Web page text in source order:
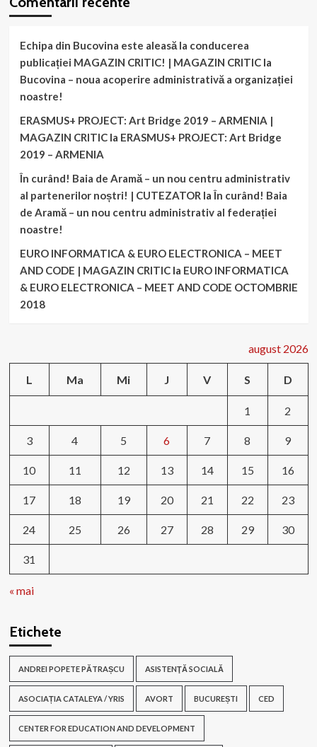
Echipa din Bucovina este aleasă la conducerea
publicației MAGAZIN CRITIC! | MAGAZIN CRITICla
Bucovina – noua acoperire administrativă a organizației
noastre!
ERASMUS+ PROJECT: Art Bridge 2019 – ARMENIA |
MAGAZIN CRITICla ERASMUS+ PROJECT: Art Bridge
2019 – ARMENIA
În curând! Baia de Aramă – un nou centru administrativ
al partenerilor noștri! | CUTEZATOR laÎn curând! Baia
de Aramă – un nou centru administrativ al federației
noastre!
EURO INFORMATICA & EURO ELECTRONICA – MEET
AND CODE | MAGAZIN CRITICla EURO INFORMATICA
& EURO ELECTRONICA – MEET AND CODE OCTOMBRIE
2018
august 2026
L Ma Mi J V S D
1 2
3 4 5 6 7 8 9
10 11 12 13 14 15 16
17 18 19 20 21 22 23
24 25 26 27 28 29 30
31
« mai
Etichete
ANDREI POPETE PĂTRAȘCU ASISTENŢĂ SOCIALĂ
ASOCIAȚIA CATALEYA / YRIS AVORT BUCUREȘTI CED
CENTER FOR EDUCATION AND DEVELOPMENT